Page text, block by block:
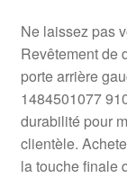
Ne laissez pas
Revêtement de
porte arrière
1484501077
durabilité pour
clientèle.
la touche finale